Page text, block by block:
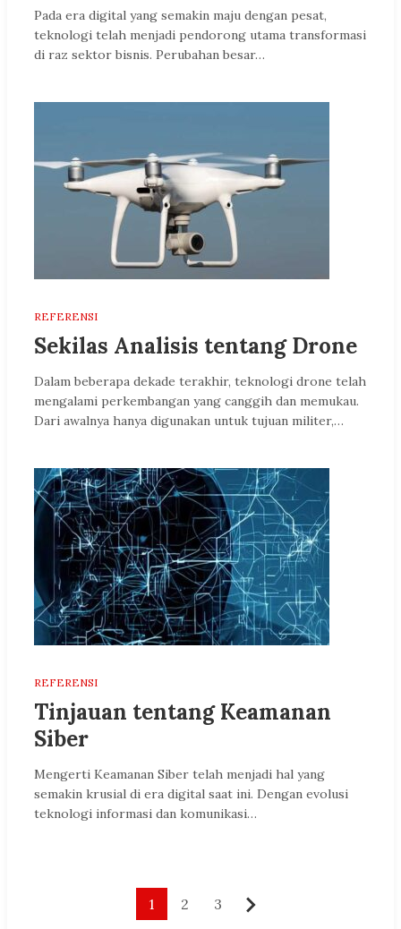
Pada era digital yang semakin maju dengan pesat,
teknologi telah menjadi pendorong utama transformasi
di raz sektor bisnis. Perubahan besar…
REFERENSI
Sekilas Analisis tentang Drone
Dalam beberapa dekade terakhir, teknologi drone telah
mengalami perkembangan yang canggih dan memukau.
Dari awalnya hanya digunakan untuk tujuan militer,…
REFERENSI
Tinjauan tentang Keamanan
Siber
Mengerti Keamanan Siber telah menjadi hal yang
semakin krusial di era digital saat ini. Dengan evolusi
teknologi informasi dan komunikasi…
1 2 3